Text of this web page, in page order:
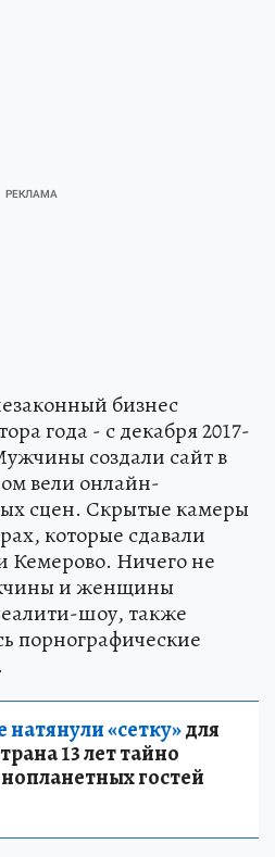
бизнес
года - с декабря 2017-
создали сайт в
вели онлайн-
сцен. Скрытые камеры
которые сдавали
Кемерово. Ничего не
и женщины
шоу, также
порнографические
«сетку»для
13 лет тайно
гостей